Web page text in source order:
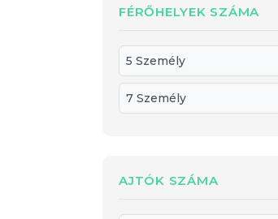
FÉRŐHELYEK SZÁMA
5 Személy
7 Személy
AJTÓK SZÁMA